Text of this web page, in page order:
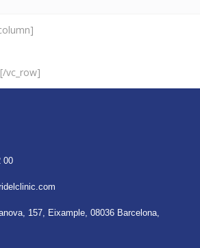
vc_row]
00
157, Eixample, 08036 Barcelona,